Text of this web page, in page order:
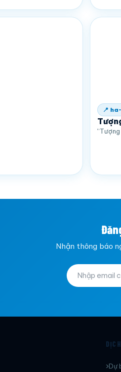
📍
“Tượng
Nhận thông báo
Dự